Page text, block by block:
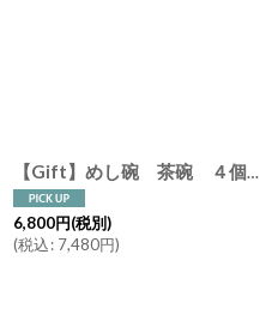
【Gift】めし碗 茶碗 ４個セット
6,800円(税別)
(税込: 7,480円)